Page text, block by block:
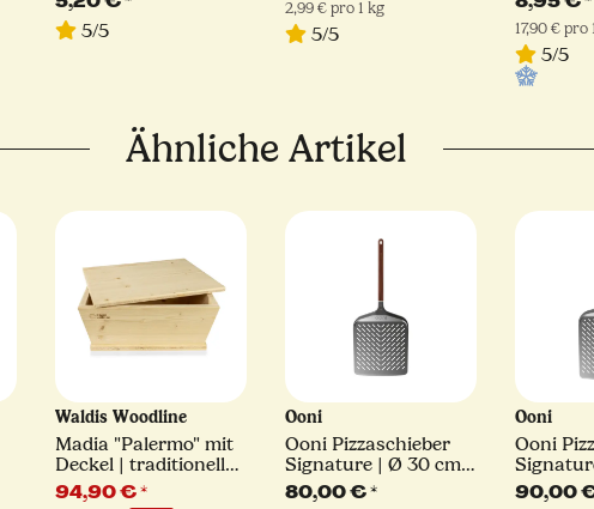
5/5
2,99 € pro 1 kg
5/5 17,90 € pro
5/5
Ähnliche Artikel
Waldis Woodline
Madia "Palermo" mit
Deckel | traditionelle
Teigschüssel und
94,90 €*
Ooni
Ooni Pizzaschieber
Signature | Ø 30 cm |
perforiert | für Koda
80,00 €*
Ooni
Ooni
90,00